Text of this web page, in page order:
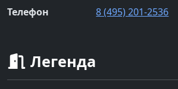
Телефон
8 (495) 201-2536
Легенда